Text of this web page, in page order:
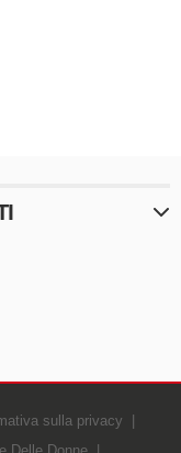
sulla privacy